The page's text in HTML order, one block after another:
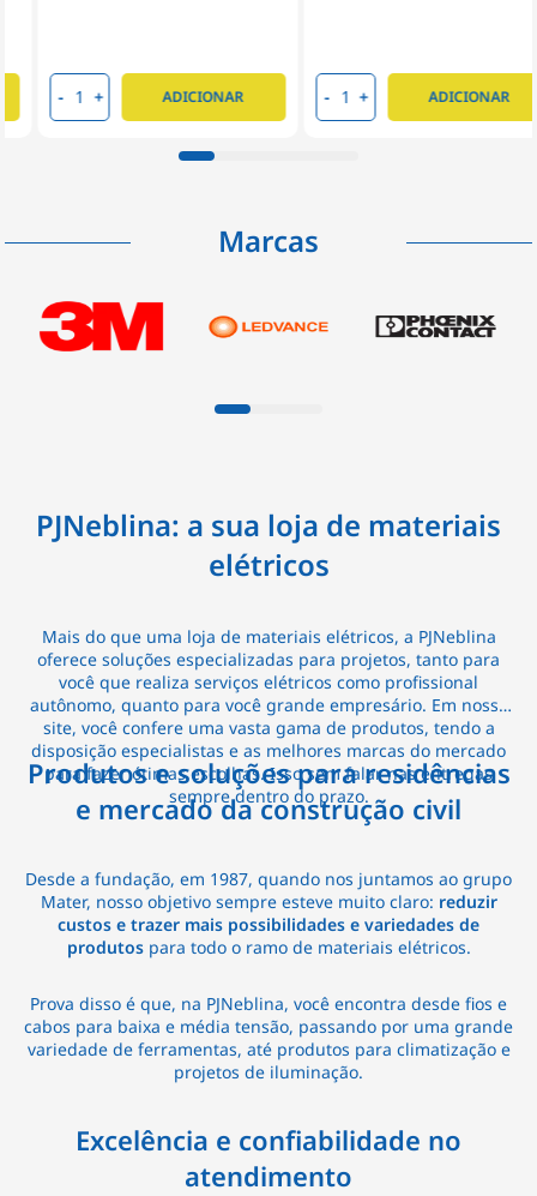
+ ADICIONAR + ADICIONAR
Marcas
PJNeblina: a sua loja de materiais
elétricos
Mais do que uma loja de materiais elétricos, a PJNeblina
oferece soluções especializadas para projetos, tanto para
você que realiza serviços elétricos como profissional
autônomo, quanto para você grande empresário. Em nosso
site, você confere uma vasta gama de produtos, tendo a
disposição especialistas e as melhores marcas do mercado
para fazer ótimas escolhas. Isso sem falar nas entregas
sempre dentro do prazo.
Produtos e soluções para residências
e mercado da construção civil
Desde a fundação, em 1987, quando nos juntamos ao grupo
Mater, nosso objetivo sempre esteve muito claro: reduzir
custos e trazer mais possibilidades e variedades de
produtospara todo o ramo de materiais elétricos.
Prova disso é que, na PJNeblina, você encontra desde fios e
cabos para baixa e média tensão, passando por uma grande
variedade de ferramentas, até produtos para climatização e
projetos de iluminação.
Excelência e confiabilidade no
atendimento